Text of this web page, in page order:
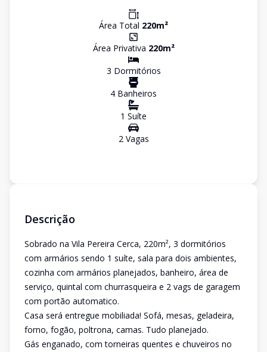
Área Total 220m²
Área Privativa 220m²
3 Dormitórios
4 Banheiros
1 Suíte
2Vagas
Descrição
Sobrado na Vila Pereira Cerca, 220m², 3 dormitórios
com armários sendo 1 suíte, sala para dois ambientes,
cozinha com armários planejados, banheiro, área de
serviço, quintal com churrasqueira e 2 vags de garagem
com portão automatico.
Casa será entregue mobiliada! Sofá, mesas, geladeira,
forno, fogão, poltrona, camas. Tudo planejado.
Gás enganado, com torneiras quentes e chuveiros no